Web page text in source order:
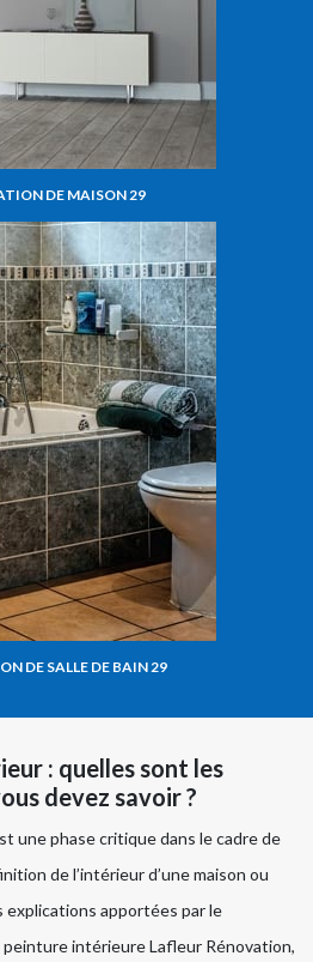
DE MAISON 29
DE SALLE DE BAIN 29
: quelles sont les
devez savoir ?
une phase critique dans le cadre de
de l’intérieur d’une maison ou
explications apportées par le
intérieure Lafleur Rénovation,